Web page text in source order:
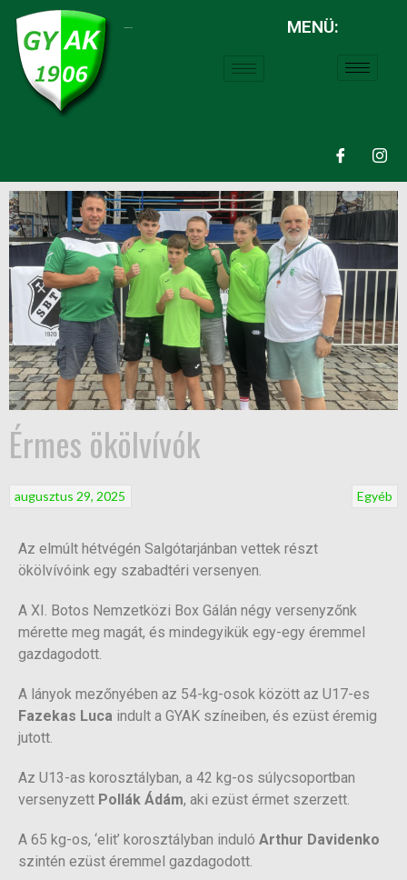
MENÜ:
Érmes ökölvívók
Egyéb
augusztus 29, 2025
Az elmúlt hétvégén Salgótarjánban vettek részt
ökölvívóink egy szabadtéri versenyen.
A XI. Botos Nemzetközi Box Gálán négy versenyzőnk
mérette meg magát, és mindegyikük egy-egy éremmel
gazdagodott.
A lányok mezőnyében az 54-kg-osok között az U17-es
Fazekas Luca indult a GYAK színeiben, és ezüst éremig
jutott.
Az U13-as korosztályban, a 42 kg-os súlycsoportban
versenyzett Pollák Ádám, aki ezüst érmet szerzett.
A 65 kg-os, ‘elit’ korosztályban induló Arthur Davidenko
szintén ezüst éremmel gazdagodott.